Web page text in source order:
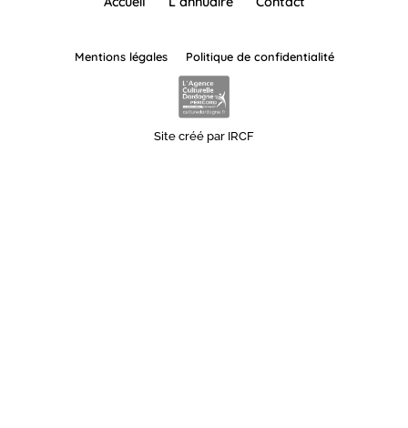
Mentions légales Politique de confidentialité
Site créé par IRCF